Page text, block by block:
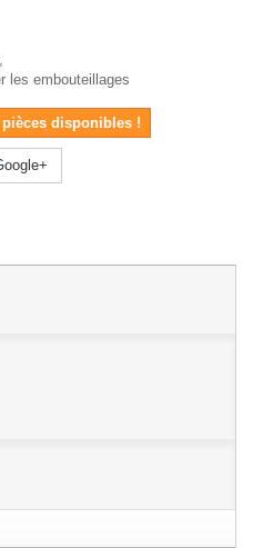
les embouteillages
disponibles !